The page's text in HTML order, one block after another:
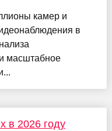
камер и
в
масштабное
в 2026 году